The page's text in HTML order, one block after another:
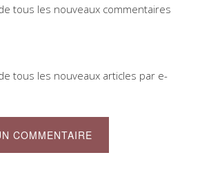
tous les nouveaux commentaires
tous les nouveaux articles par e-